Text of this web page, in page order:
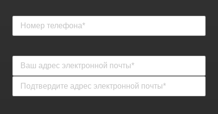
Ваш
номер
телефона(обязательно)
Электронная
почта(обязательно)